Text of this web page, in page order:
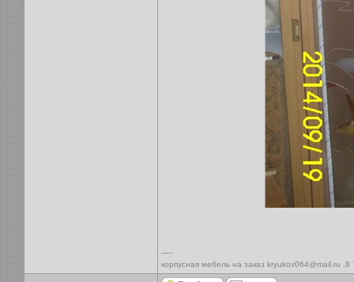
-----
корпусная мебель на заказ kryukov064@mail.ru